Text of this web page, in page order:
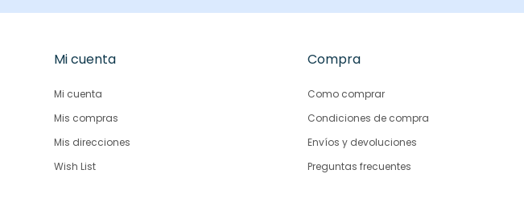
Mi cuenta
Mi cuenta
Mis compras
Mis direcciones
Wish List
Compra
Como comprar
Condiciones de compra
Envíos y devoluciones
Preguntas frecuentes